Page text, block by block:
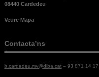
08440 Cardedeu
Veure Mapa
Contacta’ns
b.cardedeu.mv@diba.cat– 93 871 14 17